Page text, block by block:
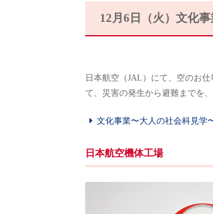
12月6日（火）文化
日本航空（JAL）にて、空のお
て、災害の発生から避難までを
文化事業〜大人の社会科見学
日本航空機体工場